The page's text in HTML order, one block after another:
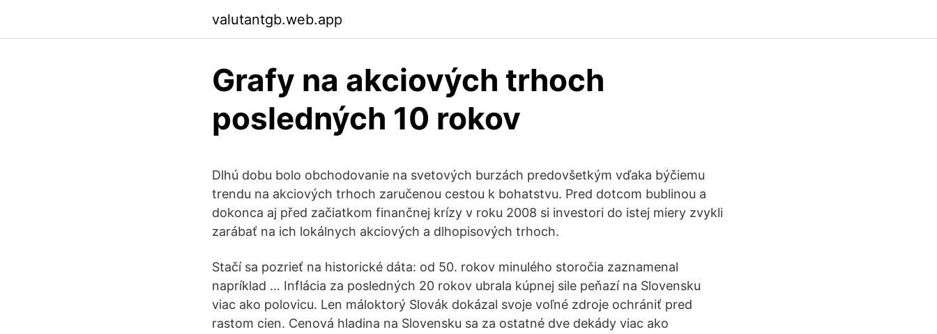
valutantgb.web.app
Grafy na akciových trhoch
posledných 10 rokov
Dlhú dobu bolo obchodovanie na svetových burzách predovšetkým vďaka býčiemu
trendu na akciových trhoch zaručenou cestou k bohatstvu. Pred dotcom bublinou a
dokonca aj před začiatkom finančnej krízy v roku 2008 si investori do istej miery zvykli
zarábať na ich lokálnych akciových a dlhopisových trhoch.
Stačí sa pozrieť na historické dáta: od 50. rokov minulého storočia zaznamenal
napríklad … Inflácia za posledných 20 rokov ubrala kúpnej sile peňazí na Slovensku
viac ako polovicu. Len máloktorý Slovák dokázal svoje voľné zdroje ochrániť pred
rastom cien. Cenová hladina na Slovensku sa za ostatné dve dekády viac ako